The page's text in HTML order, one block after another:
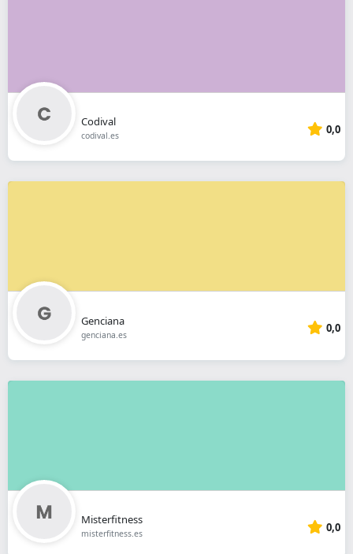
Codival
codival.es 0,0
Genciana
genciana.es 0,0
Misterfitness
misterfitness.es 0,0